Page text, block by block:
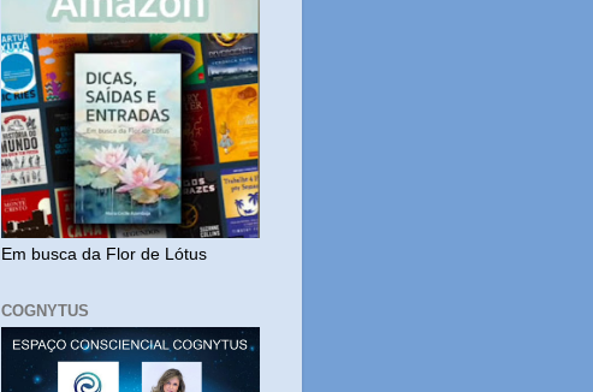
Em busca da Flor de Lótus
COGNYTUS